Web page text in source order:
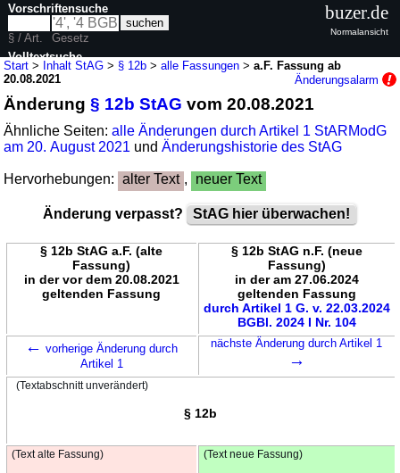
Start > Inhalt StAG > § 12b >alle Fassungen >a.F. Fassung ab
20.08.2021
Änderungsalarm
Änderung§ 12b StAG vom 20.08.2021
Ähnliche Seiten:alle Änderungen durch Artikel 1 StARModG
am 20. August 2021 undÄnderungshistorie des StAG
Hervorhebungen: alter Text , neuer Text
Änderung verpasst? StAG hier überwachen!
§ 12b StAG a.F. (alte
Fassung)
in der vor dem 20.08.2021
geltenden Fassung
§ 12b StAG n.F. (neue
Fassung)
in der am 27.06.2024
geltenden Fassung
durch Artikel 1 G. v. 22.03.2024
BGBl. 2024 I Nr. 104
← vorherige Änderung durch
Artikel 1
nächste Änderung durch Artikel 1
→
(Textabschnitt unverändert)
§ 12b
(Text alte Fassung) (Text neue Fassung)
Vorschriftensuche
§ / Art.
Gesetz
Volltextsuche
buzer.de
Normalansicht